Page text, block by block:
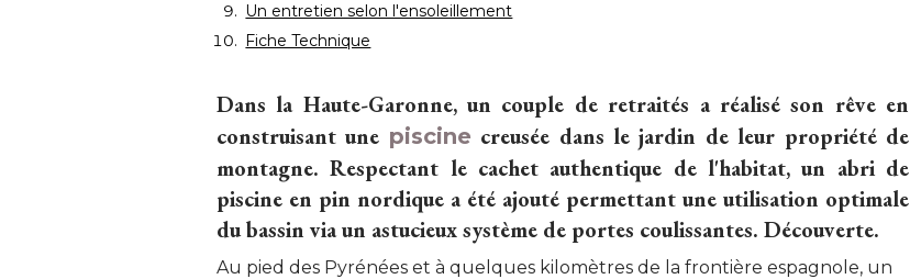
Un entretien selon l'ensoleillement
Fiche Technique
Dans la Haute-Garonne, un couple de retraités a réalisé son rêve en
construisant une piscine creusée dans le jardin de leur propriété de
montagne. Respectant le cachet authentique de l'habitat, un abri de
piscine en pin nordique a été ajouté permettant une utilisation optimale
du bassin via un astucieux système de portes coulissantes. Découverte.
Au pied des Pyrénées et à quelques kilomètres de la frontière espagnole, un